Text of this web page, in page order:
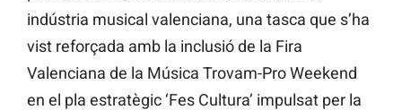
indústria musical valenciana, una tasca que s’ha
vist reforçada amb la inclusió de la Fira
Valenciana de la Música Trovam-Pro Weekend
en el pla estratègic ‘Fes Cultura’ impulsat per la